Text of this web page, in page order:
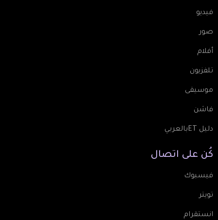
فيديو
صور
أفلام
تلفزيون
موسيقى
فاشن
دليل ETبالعربي
كُن على اتصال
فيسبوك
تويتر
انستقرام